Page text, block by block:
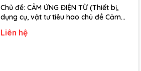
Chủ đề: CẢM ỨNG ĐIỆN TỪ (Thiết bị,
dụng cụ, vật tư tiêu hao chủ đề Cảm
Liên hệ